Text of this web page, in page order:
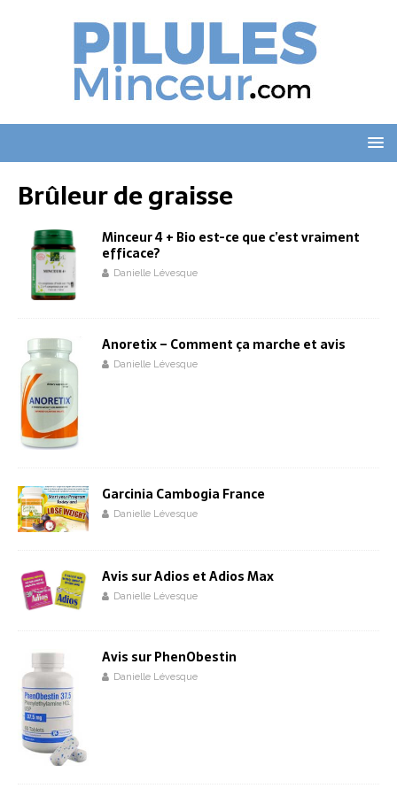
Brûleur de graisse
Minceur 4 + Bio est-ce que c’est vraiment
efficace?
Danielle Lévesque
Anoretix – Comment ça marche et avis
Danielle Lévesque
Garcinia Cambogia France
Danielle Lévesque
Avis sur Adios et Adios Max
Danielle Lévesque
Avis sur PhenObestin
Danielle Lévesque